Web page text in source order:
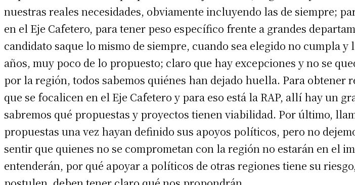
nuestras reales necesidades, obviamente incluyendo las de siempre;
en el Eje Cafetero, para tener peso específico frente a grandes
candidato saque lo mismo de siempre, cuando sea elegido no cumpla
años, muy poco de lo propuesto; claro que hay excepciones y no se
por la región, todos sabemos quiénes han dejado huella. Para obtener
que se focalicen en el Eje Cafetero y para eso está la RAP, allí hay un
sabremos qué propuestas y proyectos tienen viabilidad. Por último,
propuestas una vez hayan definido sus apoyos políticos, pero no
sentir que quienes no se comprometan con la región no estarán en el
entenderán, por qué apoyar a políticos de otras regiones tiene su